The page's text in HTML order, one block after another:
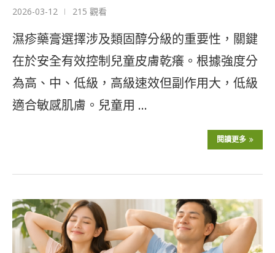
2026-03-12 215 觀看
濕疹藥膏選擇涉及類固醇分級的重要性，關鍵
在於安全有效控制兒童皮膚乾癢。根據強度分
為高、中、低級，高級速效但副作用大，低級
適合敏感肌膚。兒童用 …
閱讀更多